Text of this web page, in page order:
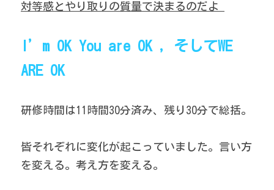
対等感とやり取りの質量で決まるのだよ
I’m OK You are OK , そしてWE
ARE OK
皆それぞれに変化が起こっていました。言い方
を変える。考え方を変える。